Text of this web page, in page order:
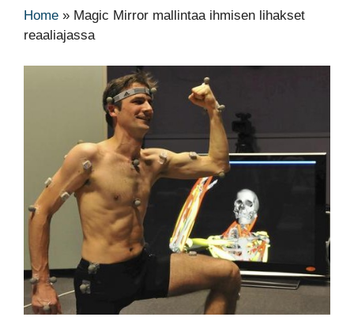
Home » Magic Mirror mallintaa ihmisen lihakset
reaaliajassa